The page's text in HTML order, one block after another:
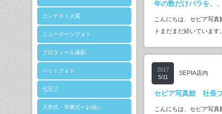
コンテスト入賞
ニューボーンフォト
プロフィール撮影
ペットフォト
七五三
入学式・卒業式ーお祝い
年の数だけバラを、
こんにちは、セピア写
トまだまだ続いていま
2017
5/11
SEPIA店内
セピア写真館 社長
こんにちは、セピア写